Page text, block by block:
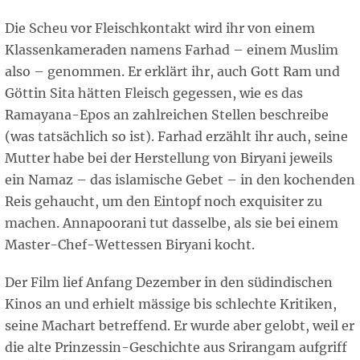
Die Scheu vor Fleischkontakt wird ihr von einem
Klassenkameraden namens Farhad – einem Muslim
also – genommen. Er erklärt ihr, auch Gott Ram und
Göttin Sita hätten Fleisch gegessen, wie es das
Ramayana-Epos an zahlreichen Stellen beschreibe
(was tatsächlich so ist). Farhad erzählt ihr auch, seine
Mutter habe bei der Herstellung von Biryani jeweils
ein Namaz – das islamische Gebet – in den kochenden
Reis gehaucht, um den Eintopf noch exquisiter zu
machen. Annapoorani tut dasselbe, als sie bei einem
Master-Chef-Wettessen Biryani kocht.
Der Film lief Anfang Dezember in den südindischen
Kinos an und erhielt mässige bis schlechte Kritiken,
seine Machart betreffend. Er wurde aber gelobt, weil er
die alte Prinzessin-Geschichte aus Srirangam aufgriff